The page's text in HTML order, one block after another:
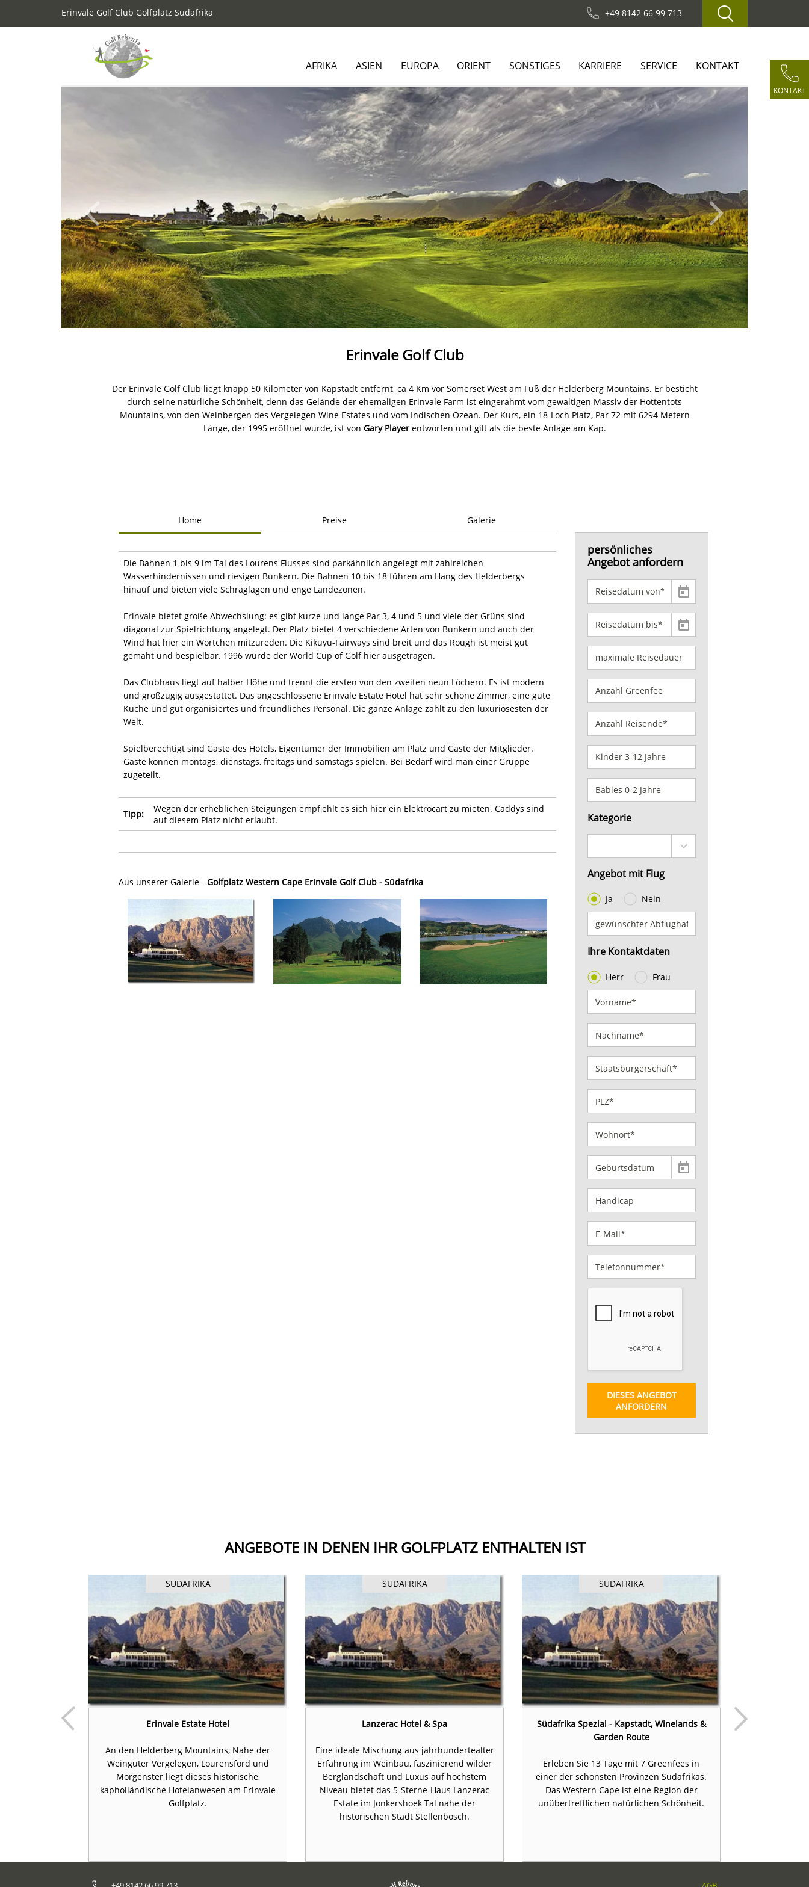
Erinvale Golf Club Golfplatz Südafrika +49 8142 66 99 713
KONTAKT
AFRIKA ASIEN EUROPA ORIENT SONSTIGES KARRIERE SERVICE KONTAKT
Next
Erinvale Golf Club
Der Erinvale Golf Club liegt knapp 50 Kilometer von Kapstadt entfernt, ca 4 Km vor Somerset West am Fuß der Helderberg Mountains. Er besticht
durch seine natürliche Schönheit, denn das Gelände der ehemaligen Erinvale Farm ist eingerahmt vom gewaltigen Massiv der Hottentots
Mountains, von den Weinbergen des Vergelegen Wine Estates und vom Indischen Ozean. Der Kurs, ein 18-Loch Platz, Par 72 mit 6294 Metern
Länge, der 1995 eröffnet wurde, ist von Gary Playerentworfen und gilt als die beste Anlage am Kap.
Home Preise Galerie
Die Bahnen 1 bis 9 im Tal des Lourens Flusses sind parkähnlich angelegt mit zahlreichen
Wasserhindernissen und riesigen Bunkern. Die Bahnen 10 bis 18 führen am Hang des Helderbergs
hinauf und bieten viele Schräglagen und enge Landezonen.
Erinvale bietet große Abwechslung: es gibt kurze und lange Par 3, 4 und 5 und viele der Grüns sind
diagonal zur Spielrichtung angelegt. Der Platz bietet 4 verschiedene Arten von Bunkern und auch der
Wind hat hier ein Wörtchen mitzureden. Die Kikuyu-Fairways sind breit und das Rough ist meist gut
gemäht und bespielbar. 1996 wurde der World Cup of Golf hier ausgetragen.
Das Clubhaus liegt auf halber Höhe und trennt die ersten von den zweiten neun Löchern. Es ist modern
und großzügig ausgestattet. Das angeschlossene Erinvale Estate Hotel hat sehr schöne Zimmer, eine gute
Küche und gut organisiertes und freundliches Personal. Die ganze Anlage zählt zu den luxuriösesten der
Welt.
Spielberechtigt sind Gäste des Hotels, Eigentümer der Immobilien am Platz und Gäste der Mitglieder.
Gäste können montags, dienstags, freitags und samstags spielen. Bei Bedarf wird man einer Gruppe
zugeteilt.
Tipp:
Wegen der erheblichen Steigungen empfiehlt es sich hier ein Elektrocart zu mieten. Caddys sind
auf diesem Platz nicht erlaubt.
Aus unserer Galerie - Golfplatz Western Cape Erinvale Golf Club - Südafrika
persönliches
Angebot anfordern
Kategorie
Angebot mit Flug
Ja Nein
Ihre Kontaktdaten
Herr Frau
DIESES ANGEBOT
ANFORDERN
ANGEBOTE IN DENEN IHR GOLFPLATZ ENTHALTEN IST
SÜDAFRIKA
Erinvale Estate Hotel
An den Helderberg Mountains, Nahe der
Weingüter Vergelegen, Lourensford und
Morgenster liegt dieses historische,
kapholländische Hotelanwesen am Erinvale
Golfplatz.
SÜDAFRIKA
Lanzerac Hotel & Spa
Eine ideale Mischung aus jahrhundertealter
Erfahrung im Weinbau, faszinierend wilder
Berglandschaft und Luxus auf höchstem
Niveau bietet das 5-Sterne-Haus Lanzerac
Estate im Jonkershoek Tal nahe der
historischen Stadt Stellenbosch.
SÜDAFRIKA
Südafrika Spezial - Kapstadt, Winelands &
Garden Route
Erleben Sie 13 Tage mit 7 Greenfees in
einer der schönsten Provinzen Südafrikas.
Das Western Cape ist eine Region der
unübertrefflichen natürlichen Schönheit.